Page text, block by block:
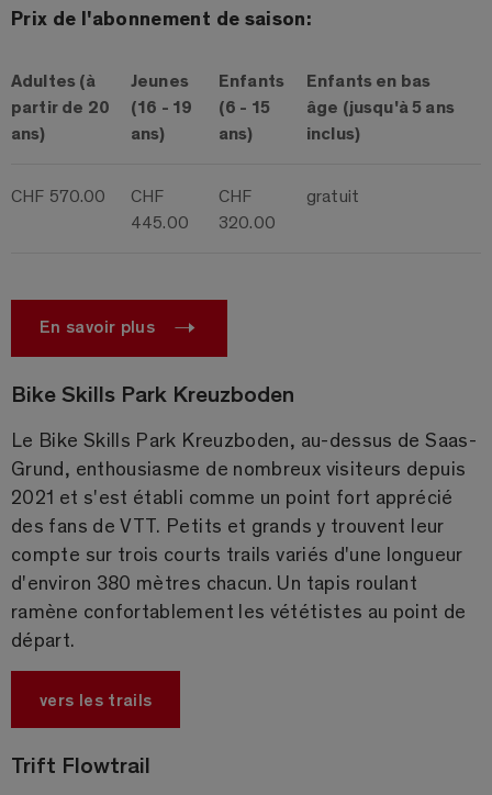
Prix de l'abonnement de saison:
Adultes (à
partir de 20
ans)
Jeunes
(16 - 19
ans)
Enfants
(6 - 15
ans)
Enfants en bas
âge (jusqu'à 5 ans
inclus)
CHF 570.00
CHF
445.00
CHF
320.00
gratuit
En savoir plus
Bike Skills Park Kreuzboden
Le Bike Skills Park Kreuzboden, au-dessus de Saas-
Grund, enthousiasme de nombreux visiteurs depuis
2021 et s'est établi comme un point fort apprécié
des fans de VTT. Petits et grands y trouvent leur
compte sur trois courts trails variés d'une longueur
d'environ 380 mètres chacun. Un tapis roulant
ramène confortablement les vététistes au point de
départ.
vers les trails
Trift Flowtrail